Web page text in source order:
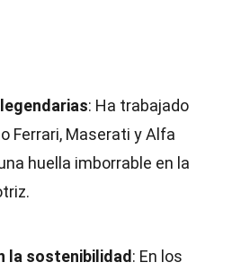
: Ha trabajado
Ferrari, Maserati y Alfa
huella imborrable en la
la sostenibilidad : En los